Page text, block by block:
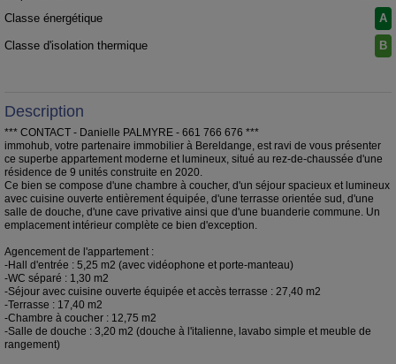
Classe énergétique A
Classe d'isolation thermique B
Description
*** CONTACT - Danielle PALMYRE - 661 766 676 ***
immohub, votre partenaire immobilier à Bereldange, est ravi de vous présenter
ce superbe appartement moderne et lumineux, situé au rez-de-chaussée d'une
résidence de 9 unités construite en 2020.
Ce bien se compose d'une chambre à coucher, d'un séjour spacieux et lumineux
avec cuisine ouverte entièrement équipée, d'une terrasse orientée sud, d'une
salle de douche, d'une cave privative ainsi que d'une buanderie commune. Un
emplacement intérieur complète ce bien d'exception.
Agencement de l'appartement :
-Hall d'entrée : 5,25 m2 (avec vidéophone et porte-manteau)
-WC séparé : 1,30 m2
-Séjour avec cuisine ouverte équipée et accès terrasse : 27,40 m2
-Terrasse : 17,40 m2
-Chambre à coucher : 12,75 m2
-Salle de douche : 3,20 m2 (douche à l'italienne, lavabo simple et meuble de
rangement)